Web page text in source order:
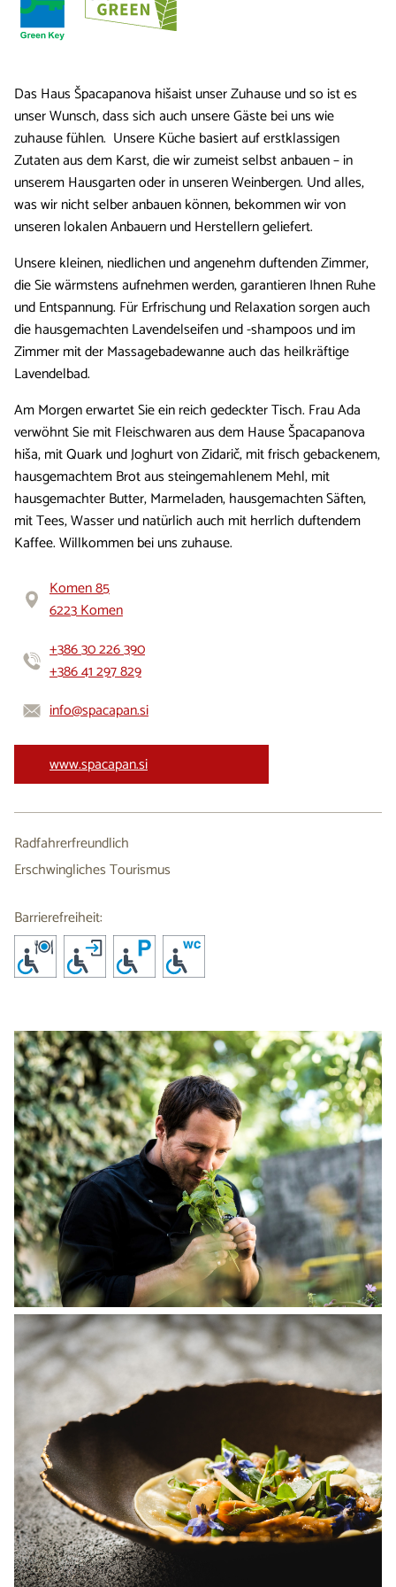
Das Haus Špacapanova hišaist unser Zuhause und so ist es
unser Wunsch, dass sich auch unsere Gäste bei uns wie
zuhause fühlen. Unsere Küche basiert auf erstklassigen
Zutaten aus dem Karst, die wir zumeist selbst anbauen – in
unserem Hausgarten oder in unseren Weinbergen. Und alles,
was wir nicht selber anbauen können, bekommen wir von
unseren lokalen Anbauern und Herstellern geliefert.
Unsere kleinen, niedlichen und angenehm duftenden Zimmer,
die Sie wärmstens aufnehmen werden, garantieren Ihnen Ruhe
und Entspannung. Für Erfrischung und Relaxation sorgen auch
die hausgemachten Lavendelseifen und -shampoos und im
Zimmer mit der Massagebadewanne auch das heilkräftige
Lavendelbad.
Am Morgen erwartet Sie ein reich gedeckter Tisch. Frau Ada
verwöhnt Sie mit Fleischwaren aus dem Hause Špacapanova
hiša, mit Quark und Joghurt von Zidarič, mit frisch gebackenem,
hausgemachtem Brot aus steingemahlenem Mehl, mit
hausgemachter Butter, Marmeladen, hausgemachten Säften,
mit Tees, Wasser und natürlich auch mit herrlich duftendem
Kaffee. Willkommen bei uns zuhause.
Komen 85
6223 Komen
+386 30 226 390
+386 41 297 829
info@spacapan.si
www.spacapan.si
Radfahrerfreundlich
Erschwingliches Tourismus
Barrierefreiheit: